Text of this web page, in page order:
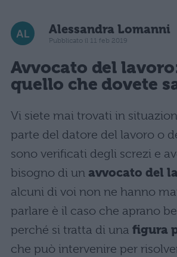
Alessandra Lomanni
Pubblicato il 11 feb 2019
Avvocato del
quello che dovete
Vi siete mai trovati in
parte del datore del lavoro o
sono verificati degli screzi e
bisogno di un avvocato del
alcuni di voi non ne hanno
parlare è il caso che aprano
perché si tratta di una figura
che può intervenire per